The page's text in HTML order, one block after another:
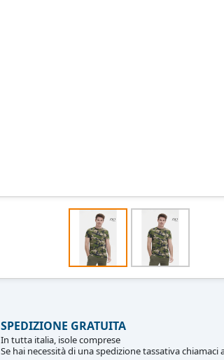
SPEDIZIONE GRATUITA
In tutta italia, isole comprese
Se hai necessità di una spedizione tassativa chiamaci